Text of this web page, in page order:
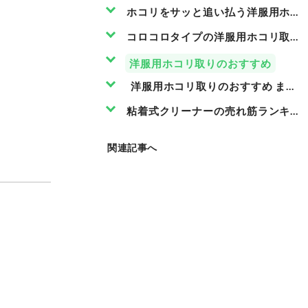
ホコリをサッと追い払う洋服用ホコ
コロコロタイプの洋服用ホコリ取り
洋服用ホコリ取りのおすすめ
洋服用ホコリ取りのおすすめ まとめ
粘着式クリーナーの売れ筋ランキン
関連記事へ